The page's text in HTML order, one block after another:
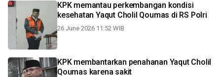
KPK memantau perkembangan kondisi
kesehatan Yaqut Cholil Qoumas di RS Polri
26 June 2026 11:52 WIB
KPK membantarkan penahanan Yaqut Cholil
Qoumas karena sakit